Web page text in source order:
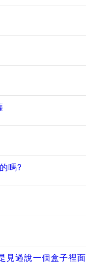
嗎?
見過說一個盒子裡